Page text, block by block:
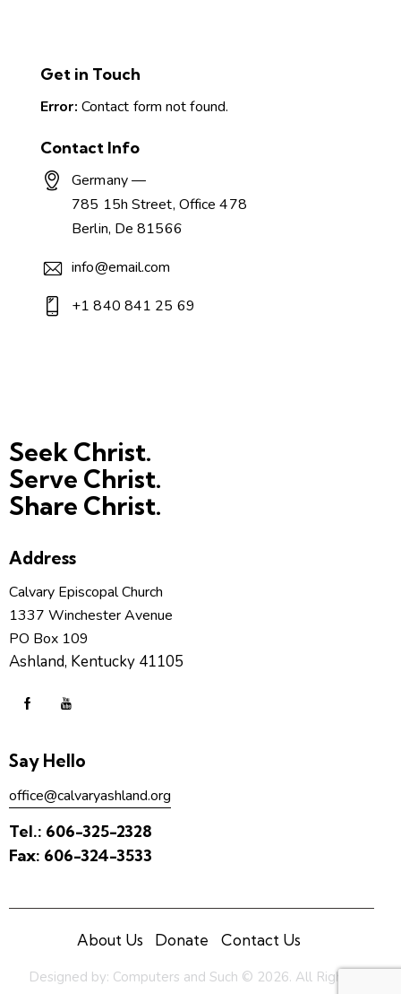
Get in Touch
Error: Contact form not found.
Contact Info
Germany —
785 15h Street, Office 478
Berlin, De 81566
info@email.com
+1 840 841 25 69
Seek Christ.
Serve Christ.
Share Christ.
Address
Calvary Episcopal Church
1337 Winchester Avenue
PO Box 109
Ashland, Kentucky 41105
Say Hello
office@calvaryashland.org
Tel.: 606-325-2328
Fax: 606-324-3533
About Us Donate Contact Us
Designed by: Computers and Such © 2026. All Rights